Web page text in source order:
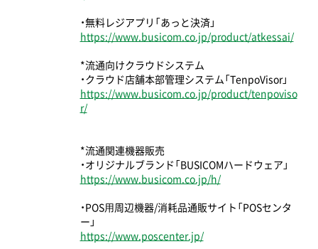
・無料レジアプリ「あっと決済」
https://www.busicom.co.jp/product/atkessai/
*流通向けクラウドシステム
・クラウド店舗本部管理システム「TenpoVisor」
https://www.busicom.co.jp/product/tenpoviso
r/
*流通関連機器販売
・オリジナルブランド「BUSICOMハードウェア」
https://www.busicom.co.jp/h/
・POS⽤周辺機器/消耗品通販サイト「POSセンタ
ー」
https://www.poscenter.jp/